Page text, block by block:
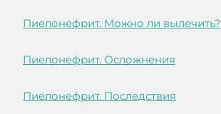
Пиелонефрит. Можно ли вылечить?
Пиелонефрит. Осложнения
Пиелонефрит. Последствия